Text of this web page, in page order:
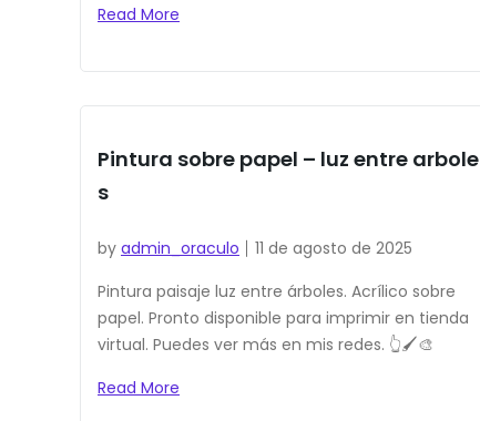
Read More
Pintura sobre papel – luz entre arbole
s
by admin_oraculo
11 de agosto de 2025
Pintura paisaje luz entre árboles. Acrílico sobre
papel. Pronto disponible para imprimir en tienda
virtual. Puedes ver más en mis redes. 👆🖌️🎨
Read More